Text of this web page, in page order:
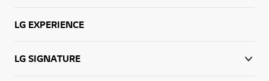
LG EXPERIENCE
LG SIGNATURE